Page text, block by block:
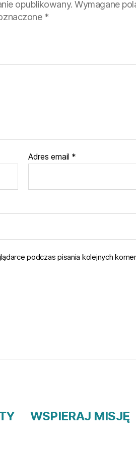
opublikowany. Wymagane
*
Adres email *
podczas pisania kolejnych
WSPIERAJ MISJĘ